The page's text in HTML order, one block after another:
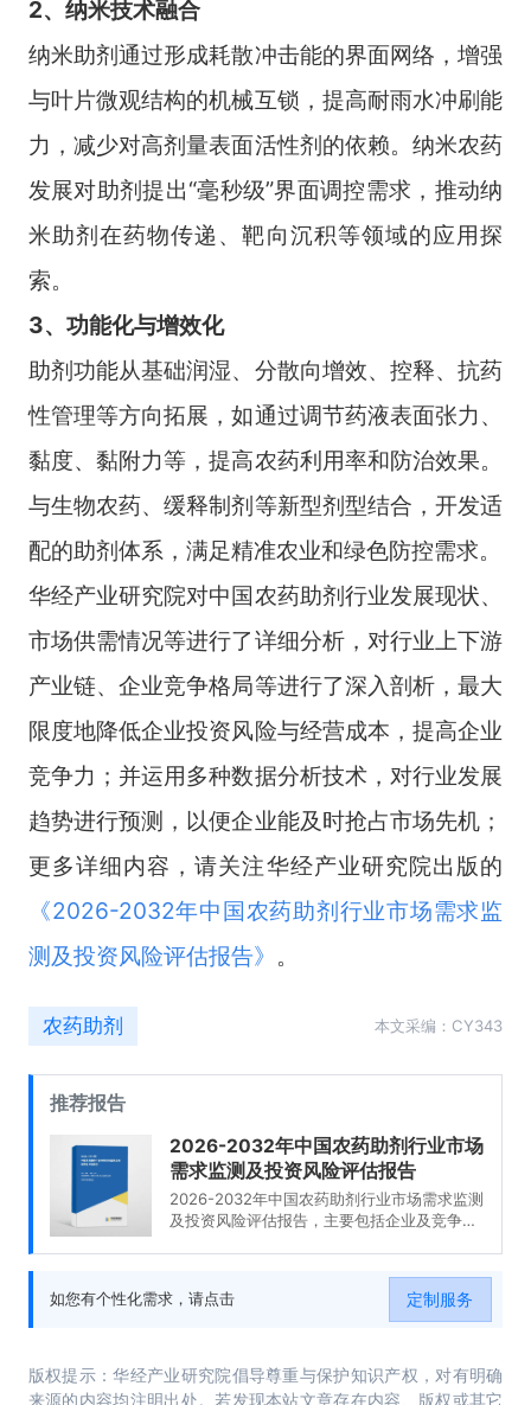
2、纳米技术融合
纳米助剂通过形成耗散冲击能的界面网络，增强
与叶片微观结构的机械互锁，提高耐雨水冲刷能
力，减少对高剂量表面活性剂的依赖。纳米农药
发展对助剂提出“毫秒级”界面调控需求，推动纳
米助剂在药物传递、靶向沉积等领域的应用探
索。
3、功能化与增效化
助剂功能从基础润湿、分散向增效、控释、抗药
性管理等方向拓展，如通过调节药液表面张力、
黏度、黏附力等，提高农药利用率和防治效果。
与生物农药、缓释制剂等新型剂型结合，开发适
配的助剂体系，满足精准农业和绿色防控需求。
华经产业研究院对中国农药助剂行业发展现状、
市场供需情况等进行了详细分析，对行业上下游
产业链、企业竞争格局等进行了深入剖析，最大
限度地降低企业投资风险与经营成本，提高企业
竞争力；并运用多种数据分析技术，对行业发展
趋势进行预测，以便企业能及时抢占市场先机；
更多详细内容，请关注华经产业研究院出版的
《2026-2032年中国农药助剂行业市场需求监
测及投资风险评估报告》 。
农药助剂 本文采编：CY343
推荐报告
2026-2032年中国农药助剂行业市场
需求监测及投资风险评估报告
2026-2032年中国农药助剂行业市场需求监测
及投资风险评估报告，主要包括企业及竞争格
如您有个性化需求，请点击
定制服务
版权提示：华经产业研究院倡导尊重与保护知识产权，对有明确
来源的内容均注明出处。若发现本站文章存在内容、版权或其它